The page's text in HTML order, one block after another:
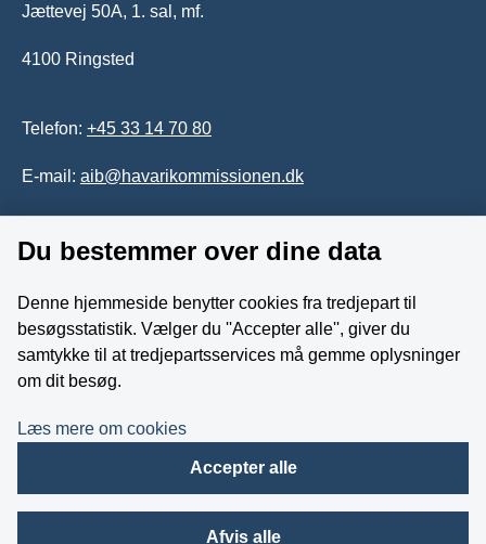
Jættevej 50A, 1. sal, mf.
4100 Ringsted
Telefon: +45 33 14 70 80
E-mail: aib@havarikommissionen.dk
Tilgængelighedserklæring
Whistleblowerordning
Følg os på YouTube
Du bestemmer over dine data
Denne hjemmeside benytter cookies fra tredjepart til
besøgsstatistik. Vælger du ''Accepter alle'', giver du
samtykke til at tredjepartsservices må gemme oplysninger
om dit besøg.
Læs mere om cookies
Accepter alle
Afvis alle